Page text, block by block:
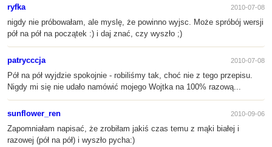
ryfka 2010-07-08
nigdy nie próbowałam, ale myslę, że powinno wyjsc. Może spróbój wersji
pół na pół na początek :) i daj znać, czy wyszło ;)
patrycccja 2010-07-08
Pół na pół wyjdzie spokojnie - robiliśmy tak, choć nie z tego przepisu.
Nigdy mi się nie udało namówić mojego Wojtka na 100% razową...
sunflower_ren 2010-09-06
Zapomniałam napisać, że zrobiłam jakiś czas temu z mąki białej i
razowej (pół na pół) i wyszło pycha:)